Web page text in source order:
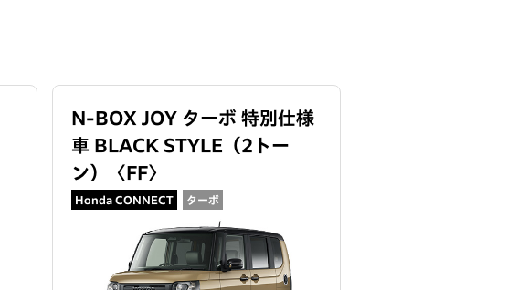
N-BOX JOY ターボ 特別仕様
車 BLACK STYLE（2トー
ン）
〈FF〉
Honda CONNECT ターボ